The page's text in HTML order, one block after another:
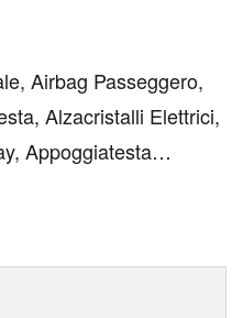
Airbag Passeggero,
Alzacristalli Elettrici,
Appoggiatesta
Bracciolo, Cambio
centralizzat...